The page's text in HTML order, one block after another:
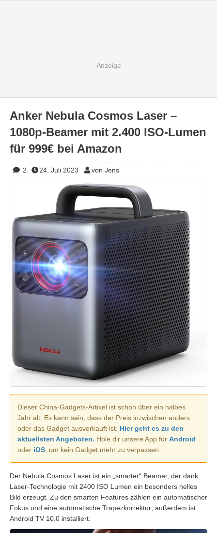
Anker Nebula Cosmos Laser –
1080p-Beamer mit 2.400 ISO-Lumen
für 999€ bei Amazon
2 24. Juli 2023 von Jens
Dieser China-Gadgets-Artikel ist schon über ein halbes
Jahr alt. Es kann sein, dass der Preis inzwischen anders
oder das Gadget ausverkauft ist. Hier geht es zu den
aktuellsten Angeboten. Hole dir unsere App für Android
oder iOS, um kein Gadget mehr zu verpassen.
Der Nebula Cosmos Laser ist ein „smarter“ Beamer, der dank
Laser-Technologie mit 2400 ISO Lumen ein besonders helles
Bild erzeugt. Zu den smarten Features zählen ein automatischer
Fokus und eine automatische Trapezkorrektur; außerdem ist
Android TV 10.0 installiert.